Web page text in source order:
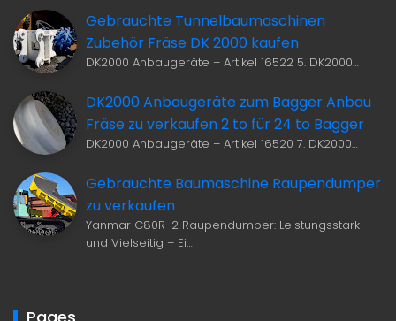
Gebrauchte Tunnelbaumaschinen
Zubehör Fräse DK 2000 kaufen
DK2000 Anbaugeräte – Artikel 16522 5. DK2000…
DK2000 Anbaugeräte zum Bagger Anbau
Fräse zu verkaufen 2 to für 24 to Bagger
DK2000 Anbaugeräte – Artikel 16520 7. DK2000…
Gebrauchte Baumaschine Raupendumper
zu verkaufen
Yanmar C80R-2 Raupendumper: Leistungsstark
und Vielseitig – Ei…